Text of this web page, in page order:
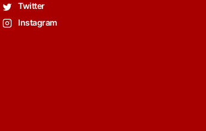
Twitter
Instagram